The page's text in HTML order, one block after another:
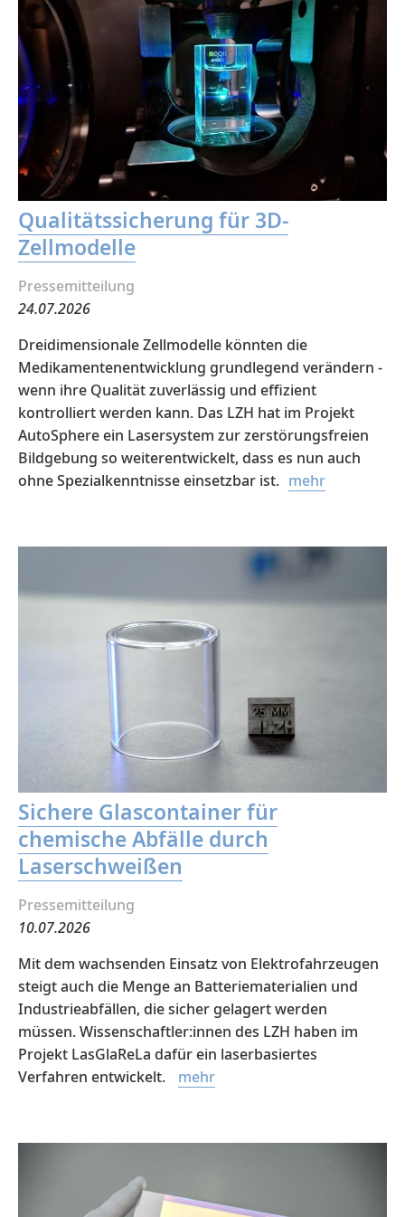
Qualitätssicherung für 3D-
Zellmodelle
Pressemitteilung
24.07.2026
Dreidimensionale Zellmodelle könnten die
Medikamentenentwicklung grundlegend verändern -
wenn ihre Qualität zuverlässig und effizient
kontrolliert werden kann. Das LZH hat im Projekt
AutoSphere ein Lasersystem zur zerstörungsfreien
Bildgebung so weiterentwickelt, dass es nun auch
ohne Spezialkenntnisse einsetzbar ist.
Sichere Glascontainer für
chemische Abfälle durch
Laserschweißen
Pressemitteilung
10.07.2026
Mit dem wachsenden Einsatz von Elektrofahrzeugen
steigt auch die Menge an Batteriematerialien und
Industrieabfällen, die sicher gelagert werden
müssen. Wissenschaftler:innen des LZH haben im
Projekt LasGlaReLa dafür ein laserbasiertes
Verfahren entwickelt.